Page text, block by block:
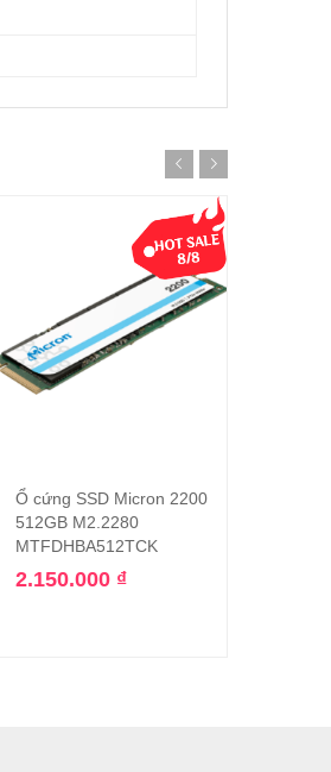
Thêm vào giỏ hàng
Ổ cứng SSD Micron 2200
512GB M2.2280
MTFDHBA512TCK
2.150.000 ₫